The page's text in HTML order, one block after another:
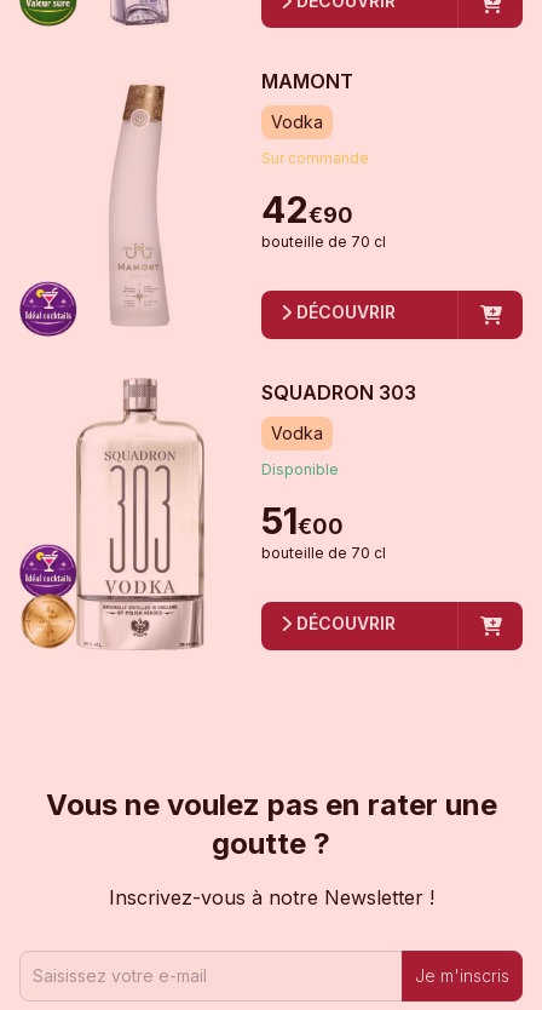
MAMONT
Vodka
Sur commande
42€90
bouteille de 70 cl
DÉCOUVRIR
SQUADRON 303
Vodka
Disponible
51€00
bouteille de 70 cl
DÉCOUVRIR
Vous ne voulez pas en rater une
goutte ?
Inscrivez-vous à notre Newsletter !
Je m'inscris